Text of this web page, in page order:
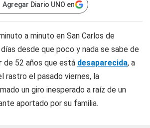
Agregar Diario UNO en
a minuto en San Carlos de
desde que poco y nada se sabe de
de 52 años que está desaparecida, a
rastro el pasado viernes, la
un giro inesperado a raíz de un
aportado por su familia.